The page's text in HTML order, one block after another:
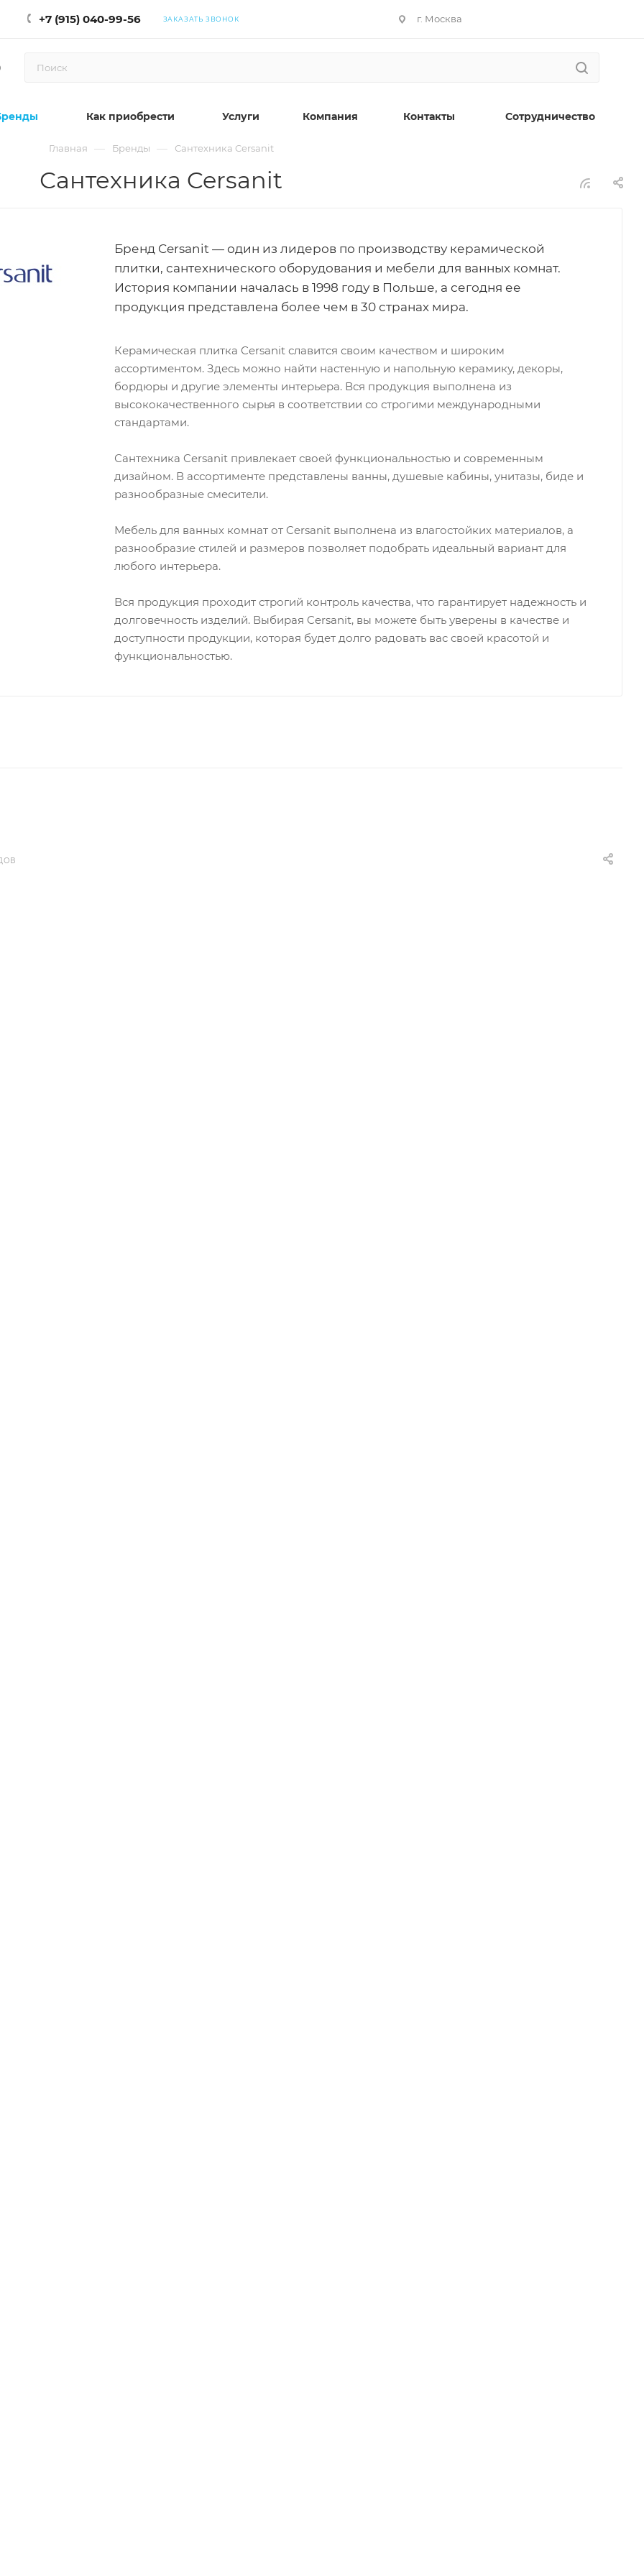
+7 (915) 040-99-56 ЗАКАЗАТЬ ЗВОНОК г. Москва
Как приобрести Услуги Компания Контакты Сотрудничество
Главная — Бренды — Сантехника Cersanit
Сантехника Cersanit
Бренд Cersanit — один из лидеров по производству керамической
плитки, сантехнического оборудования и мебели для ванных комнат.
История компании началась в 1998 году в Польше, а сегодня ее
продукция представлена более чем в 30 странах мира.
Керамическая плитка Cersanit славится своим качеством и широким
ассортиментом. Здесь можно найти настенную и напольную керамику, декоры,
бордюры и другие элементы интерьера. Вся продукция выполнена из
высококачественного сырья в соответствии со строгими международными
стандартами.
Сантехника Cersanit привлекает своей функциональностью и современным
дизайном. В ассортименте представлены ванны, душевые кабины, унитазы, биде и
разнообразные смесители.
Мебель для ванных комнат от Cersanit выполнена из влагостойких материалов, а
разнообразие стилей и размеров позволяет подобрать идеальный вариант для
любого интерьера.
Вся продукция проходит строгий контроль качества, что гарантирует надежность и
долговечность изделий. Выбирая Cersanit, вы можете быть уверены в качестве и
доступности продукции, которая будет долго радовать вас своей красотой и
функциональностью.